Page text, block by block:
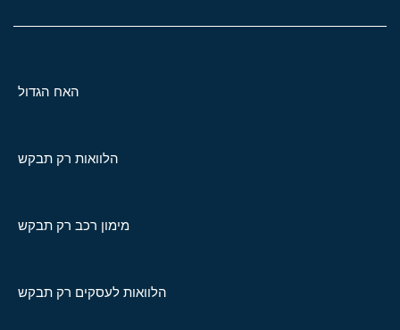
האח הגדול
הלוואות רק תבקש
מימון רכב רק תבקש
הלוואות לעסקים רק תבקש